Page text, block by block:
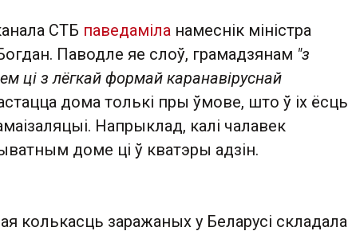
СТБ паведаміла намеснік міністра
Паводле яе слоў, грамадзянам "з
ці з лёгкай формай каранавіруснай
дома толькі пры ўмове, што ў іх ёсць
Напрыклад, калі чалавек
доме ці ў кватэры адзін.
колькасць заражаных у Беларусі складала